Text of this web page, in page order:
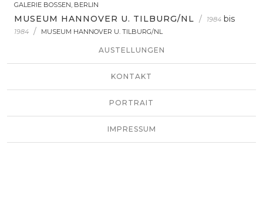
GALERIE BOSSEN, BERLIN
MUSEUM HANNOVER U. TILBURG/NL / 1984 bis
1984 / MUSEUM HANNOVER U. TILBURG/NL
AUSTELLUNGEN
KONTAKT
PORTRAIT
IMPRESSUM